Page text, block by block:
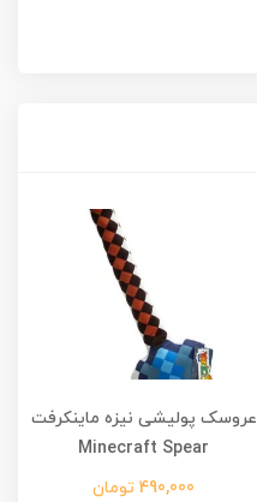
عروسک پولیشی نیزه ماینکرفت
Minecraft Spear
490,000 تومان